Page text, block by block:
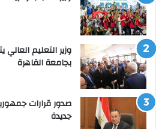
وزير التعليم
بجامعة القاهرة
صدور قرارات
جديدة